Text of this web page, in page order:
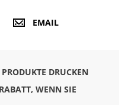
EMAIL
DRUCKEN
WENN SIE